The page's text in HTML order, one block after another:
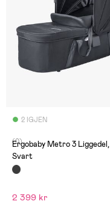
2 IGJEN
(0)
Ergobaby Metro 3 Liggedel,
Svart
2 399 kr